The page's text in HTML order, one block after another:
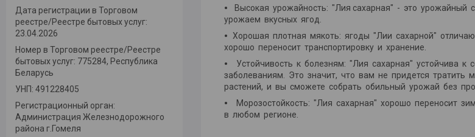
Высокая урожайность: "Лия сахарная" - это урожайный
урожаем вкусных ягод.
Хорошая плотная мякоть: ягоды "Лии сахарной"
хорошо переносит транспортировку и хранение.
Устойчивость к болезням: "Лия сахарная" устойчива к
заболеваниям. Это значит, что вам не придется тратить
растений, и вы сможете собрать обильный урожай без
Морозостойкость: "Лия сахарная" хорошо переносит
в любом регионе.
Дата регистрации в Торговом
реестре/Реестре бытовых услуг:
23.04.2026
Номер в Торговом реестре/Реестре
бытовых услуг: 775284, Республика
Беларусь
УНП: 491228405
Регистрационный орган:
Администрация Железнодорожного
района г.Гомеля